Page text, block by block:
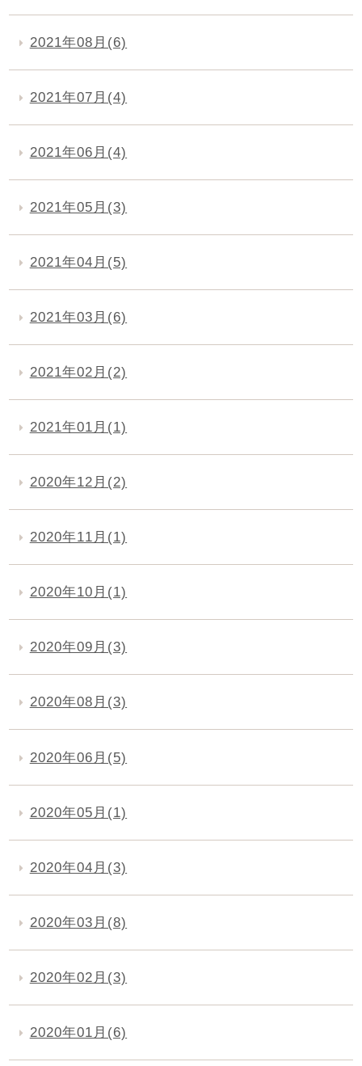
2021年08月(6)
2021年07月(4)
2021年06月(4)
2021年05月(3)
2021年04月(5)
2021年03月(6)
2021年02月(2)
2021年01月(1)
2020年12月(2)
2020年11月(1)
2020年10月(1)
2020年09月(3)
2020年08月(3)
2020年06月(5)
2020年05月(1)
2020年04月(3)
2020年03月(8)
2020年02月(3)
2020年01月(6)